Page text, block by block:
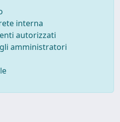
interna
autorizzati
amministratori